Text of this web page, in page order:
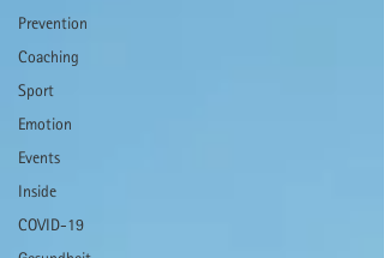
Prevention
Coaching
Sport
Emotion
Events
Inside
COVID-19